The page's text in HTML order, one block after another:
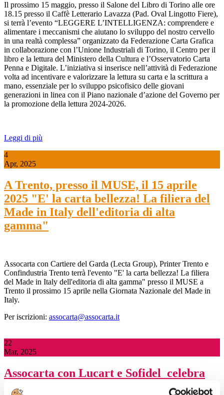
Il prossimo 15 maggio, presso il Salone del Libro di Torino alle ore
18.15 presso il Caffè Letterario Lavazza (Pad. Oval Lingotto Fiere),
si terrà l’evento “LEGGERE L’INTELLIGENZA: comprendere e
alimentare i meccanismi che aiutano lo sviluppo del nostro cervello
in una realtà complessa” organizzato da Federazione Carta Grafica
in collaborazione con l’Unione Industriali di Torino, il Centro per il
libro e la lettura del Ministero della Cultura e l’Osservatorio Carta
Penna e Digitale. L’iniziativa si inserisce nell’attività di Federazione
volta ad incentivare e valorizzare la lettura su carta e la scrittura a
mano, essenziale per lo sviluppo psicofisico delle giovani
generazioni in linea con il Piano nazionale d’azione del Governo per
la promozione della lettura 2024-2026.
Leggi di più
4
Apr, 2025
A Trento, presso il MUSE, il 15 aprile
2025 "E' la carta bellezza! La filiera del
Made in Italy dell'editoria di alta
gamma"
Assocarta con Cartiere del Garda (Lecta Group), Printer Trento e
Confindustria Trento terrà l'evento "E' la carta bellezza! La filiera
del Made in Italy dell'editoria di alta gamma" presso il MUSE a
Trento il prossimo 15 aprile nella Giornata Nazionale del Made in
Italy.
Per iscrizioni: assocarta@assocarta.it
22
Mar, 2025
Assocarta con Lucart e Sofidel celebra
oggi, a Lucca presso il Real Collegio, la